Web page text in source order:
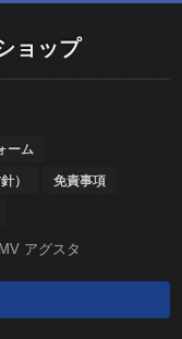
ョップ
ーム
） 免責事項
MV アグスタ